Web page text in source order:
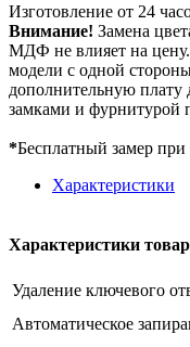
Изготовление от 24
Внимание! Замена
МДФ не влияет на цену.
модели с одной
дополнительную плату
замками и фурнитурой
*Бесплатный замер при
Характеристики
Характеристики
Удаление ключевого
Автоматическое